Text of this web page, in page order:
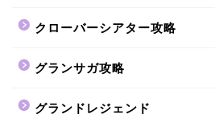
クローバーシアター攻略
グランサガ攻略
グランドレジェンド